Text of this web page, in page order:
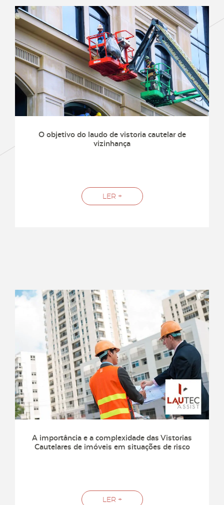
O objetivo do laudo de vistoria cautelar de
vizinhança
LER +
A importância e a complexidade das Vistorias
Cautelares de imóveis em situações de risco
LER +